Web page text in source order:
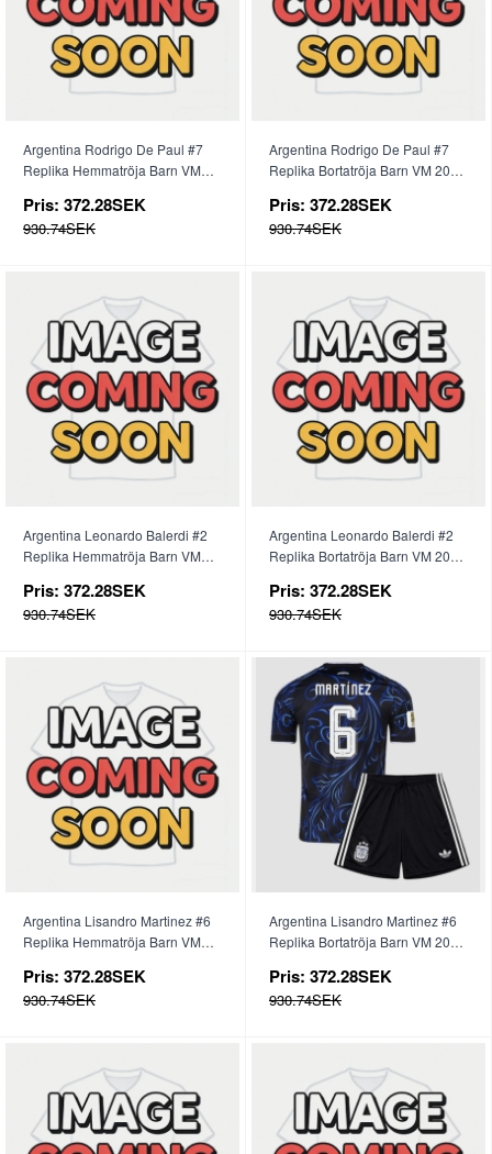
Argentina Rodrigo De Paul #7
Replika Hemmatröja Barn VM
Pris: 372.28SEK
930.74SEK
Argentina Rodrigo De Paul #7
Replika Bortatröja Barn VM 2026
Pris: 372.28SEK
930.74SEK
Argentina Leonardo Balerdi #2
Replika Hemmatröja Barn VM
Pris: 372.28SEK
930.74SEK
Argentina Leonardo Balerdi #2
Replika Bortatröja Barn VM 2026
Pris: 372.28SEK
930.74SEK
Argentina Lisandro Martinez #6
Replika Hemmatröja Barn VM
Pris: 372.28SEK
930.74SEK
Argentina Lisandro Martinez #6
Replika Bortatröja Barn VM 2026
Pris: 372.28SEK
930.74SEK